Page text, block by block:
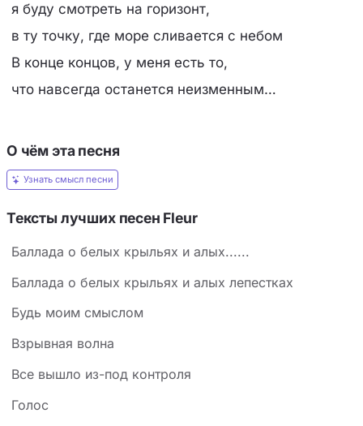
я буду смотреть на горизонт,
в ту точку, где море сливается с небом
В конце концов, у меня есть то,
что навсегда останется неизменным…
О чём эта песня
Узнать смысл песни
Тексты лучших песен Fleur
Баллада о белых крыльях и алых......
Баллада о белых крыльях и алых лепестках
Будь моим смыслом
Взрывная волна
Все вышло из-под контроля
Голос